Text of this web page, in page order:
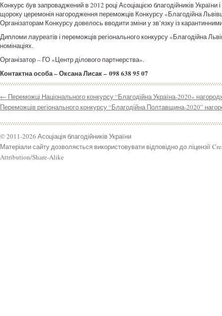
Конкурс був запроваджений в 2012 році Асоціацією благодійників
щороку церемонія нагородження переможців Конкурсу «Благодійна
Організаторам Конкурсу довелось вводити зміни у зв’язку із
Дипломи лауреатів і переможців регіонального конкурсу «Благодійна
номінаціях.
Організатор – ГО «Центр ділового партнерства».
Контактна особа – Оксана Лисак – 098 638 95 07
← Переможці Національного конкурсу “Благодійна Україна-2020»
Переможців регіонального конкурсу “Благодійна Полтавщина-2020”
© 2011-2026 Асоціація благодійників України
Матеріали сайту дозволяється використовувати відповідно до ліцензії
Attribution/Share-Alike